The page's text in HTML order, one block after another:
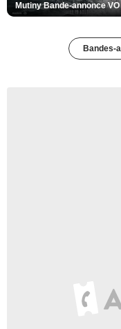
Mutiny Bande-annonce VO
Bandes-